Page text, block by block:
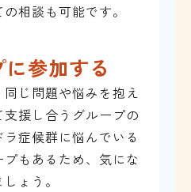
相談も可能です。
参加する
じ問題や悩みを抱え
援し合うグループの
症候群に悩んでいる
もあるため、気にな
ょう。